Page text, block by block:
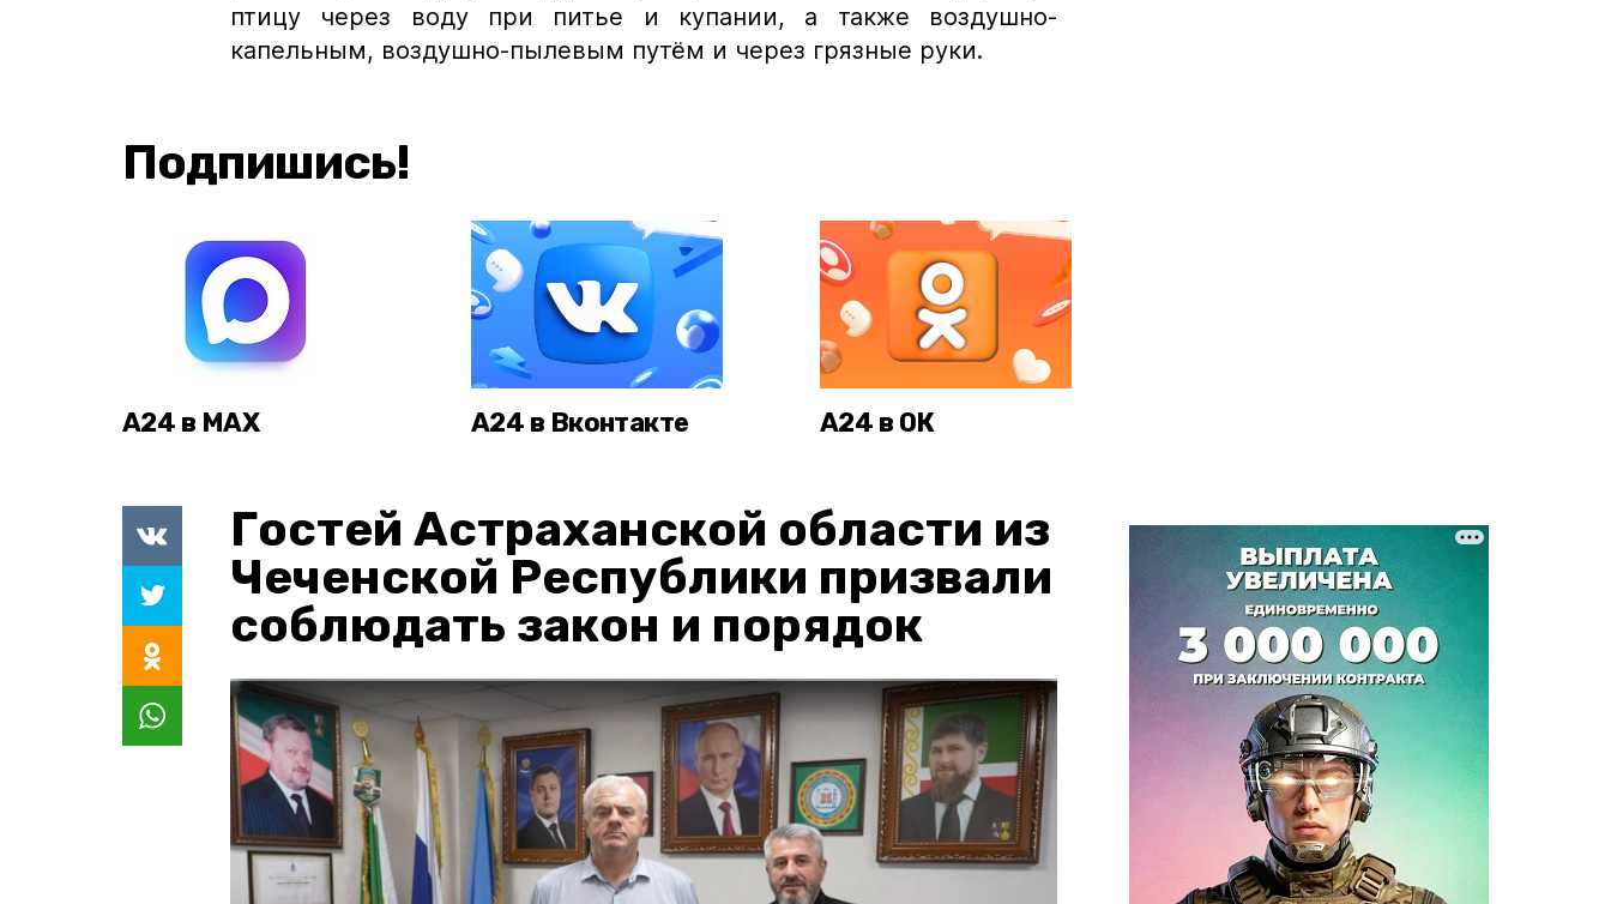
птицу через воду при питье и купании, а также воздушно-
капельным, воздушно-пылевым путём и через грязные руки.
Подпишись!
А24 в MAX А24 в Вконтакте А24 в ОК
Гостей Астраханской области из
Чеченской Республики призвали
соблюдать закон и порядок